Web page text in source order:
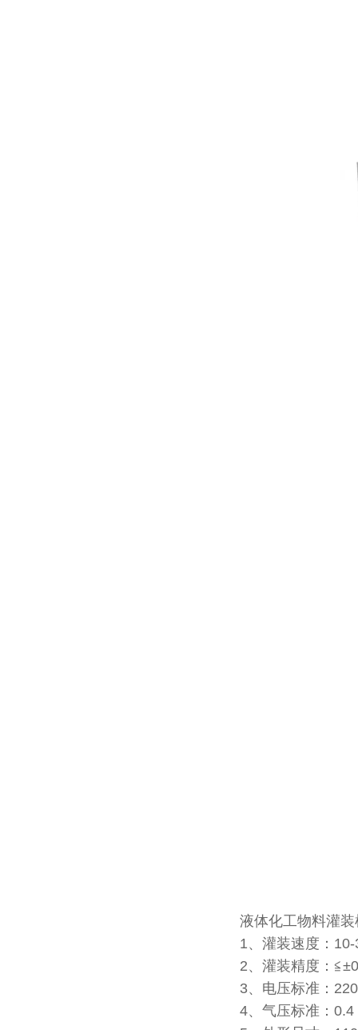
液体化工物料灌
1、灌装速度：
2、灌装精度：
3、电压标准：
4、气压标准：0.4